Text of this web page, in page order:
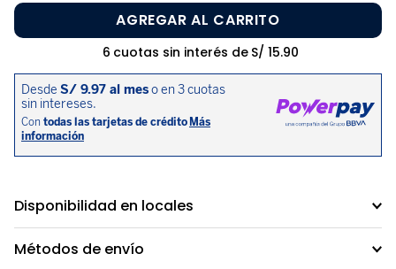
AGREGAR AL CARRITO
6 cuotas sin interés de S/ 15.90
Disponibilidad en locales
Métodos de envío